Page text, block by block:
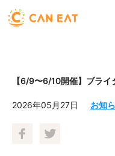
【6/9〜6/10開催】ブラ
2026年05月27日 お知